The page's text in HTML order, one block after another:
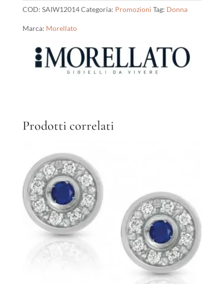
COD: SAIW12014Categoria: Promozioni Tag: Donna
Marca: Morellato
Prodotti correlati